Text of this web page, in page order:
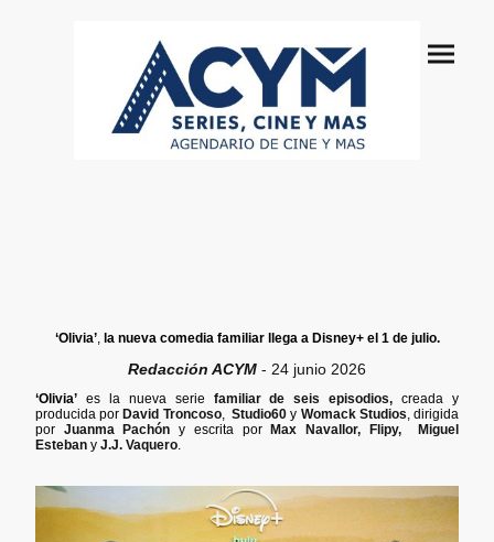
‘Olivia’, la nueva comedia familiar llega a Disney+ el 1 de julio.
Redacción ACYM - 24 junio 2026
‘Olivia’ es la nueva serie familiar de seis episodios, creada y
producida porDavid Troncoso, Studio60y Womack Studios , dirigida
por Juanma Pachón y escrita porMax Navallor, Flipy, Miguel
Esteban y J.J. Vaquero